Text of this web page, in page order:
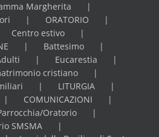
Margherita
ORATORIO
Centro estivo
Battesimo
Eucarestia
cristiano
LITURGIA
COMUNICAZIONI
Oratorio
SMSMA